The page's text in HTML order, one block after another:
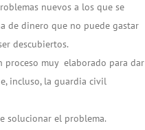
nuevos a los que se
de dinero que no puede gastar
descubiertos.
proceso muy elaborado para dar
incluso, la guardia civil
solucionar el problema.